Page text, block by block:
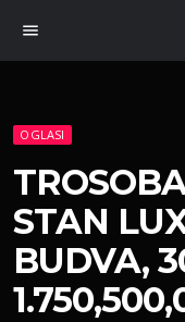
menu
OGLASI
STAN
BUDVA,